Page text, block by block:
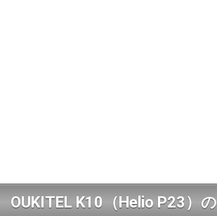
OUKITEL K10（Helio P23）